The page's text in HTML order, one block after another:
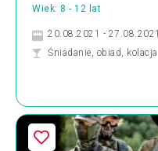
Wiek: 8 - 12 lat
20.08.2021 - 27.08.2021
Śniadanie, obiad, kolacja